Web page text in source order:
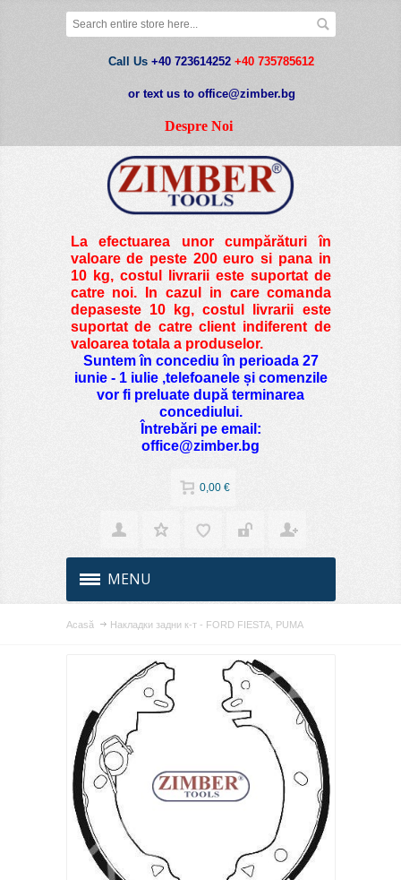
Call Us +40 723614252 +40 735785612
or text us to office@zimber.bg
Despre Noi
La efectuarea unor cumpărături în
valoare de peste200 euro si pana in
10 kg, costul livrarii este suportat de
catre noi. In cazul in care comanda
depaseste 10 kg, costul livrarii este
suportat de catre client indiferent de
valoarea totala a produselor.
Suntem în concediu în perioada 27
iunie - 1 iulie ,telefoanele și comenzile
vor fi preluate după terminarea
concediului.
Întrebări pe email:
office@zimber.bg
0,00 €
MENU
Acasă Накладки задни к-т - FORD FIESTA, PUMA